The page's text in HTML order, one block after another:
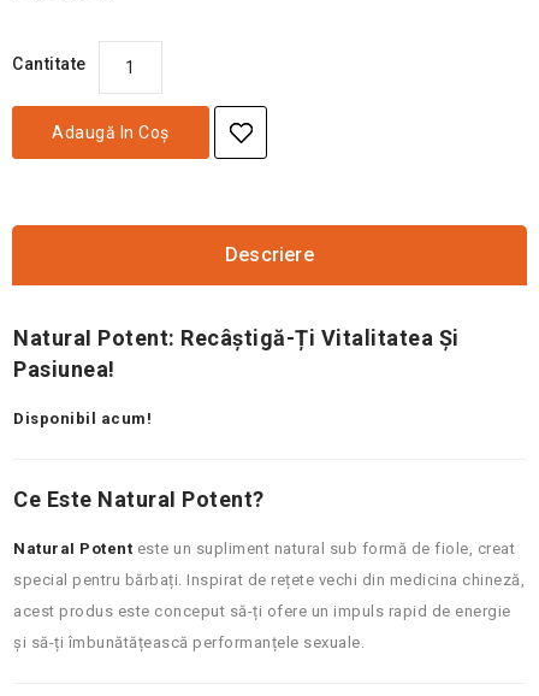
Cantitate
Adaugă In Coş
Descriere
NaturaI Potent: Recâștigă-Ți Vitalitatea Și
Pasiunea!
Disponibil acum!
Ce Este NaturaI Potent?
NaturaI Potent este un supliment natural sub formă de fiole, creat
special pentru bărbați. Inspirat de rețete vechi din medicina chineză,
acest produs este conceput să-ți ofere un impuls rapid de energie
și să-ți îmbunătățească performanțele sexuale.